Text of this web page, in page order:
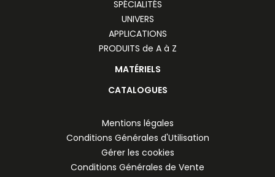
SPÉCIALITÉS
UNIVERS
APPLICATIONS
PRODUITS de A à Z
MATÉRIELS
CATALOGUES
Mentions légales
Conditions Générales d'Utilisation
Gérer les cookies
Conditions Générales de Vente